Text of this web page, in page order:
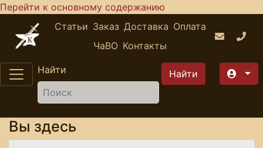
Перейти к основному содержанию
Статьи Заказ Доставка Оплата
ЧаВО Контакты
Найти
Вы здесь